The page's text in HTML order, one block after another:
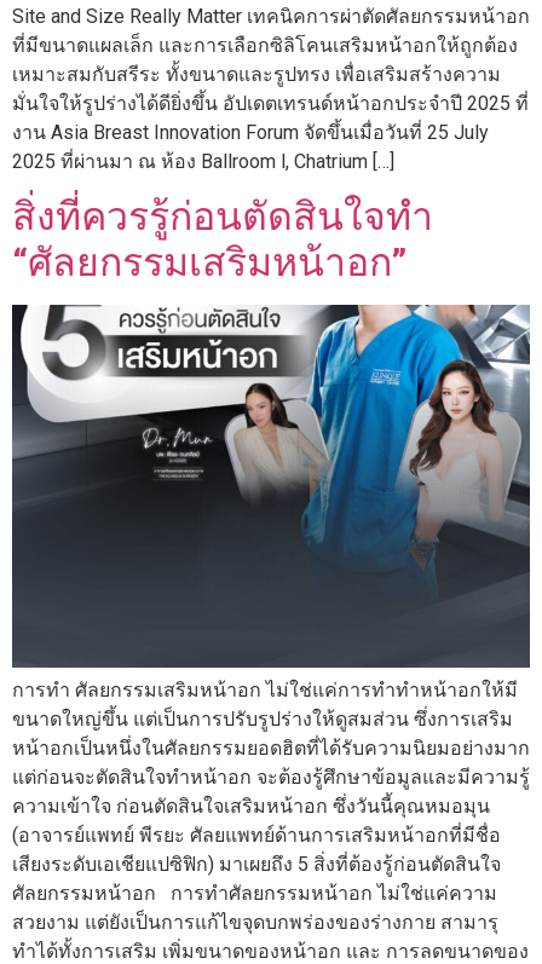
Site and Size Really Matter เทคนิคการผ่าตัดศัลยกรรมหน้าอก
ที่มีขนาดแผลเล็ก และการเลือกซิลิโคนเสริมหน้าอกให้ถูกต้อง
เหมาะสมกับสรีระ ทั้งขนาดและรูปทรง เพื่อเสริมสร้างความ
มั่นใจให้รูปร่างได้ดียิ่งขึ้น อัปเดตเทรนด์หน้าอกประจำปี 2025 ที่
งาน Asia Breast Innovation Forum จัดขึ้นเมื่อวันที่ 25 July
2025 ที่ผ่านมา ณ ห้อง Ballroom l, Chatrium […]
สิ่งที่ควรรู้ก่อนตัดสินใจทำ
“ศัลยกรรมเสริมหน้าอก”
การทำ ศัลยกรรมเสริมหน้าอก ไม่ใช่แค่การทำทำหน้าอกให้มี
ขนาดใหญ่ขึ้น แต่เป็นการปรับรูปร่างให้ดูสมส่วน ซึ่งการเสริม
หน้าอกเป็นหนึ่งในศัลยกรรมยอดฮิตที่ได้รับความนิยมอย่างมาก
แต่ก่อนจะตัดสินใจทำหน้าอก จะต้องรู้ศึกษาข้อมูลและมีความรู้
ความเข้าใจ ก่อนตัดสินใจเสริมหน้าอก ซึ่งวันนี้คุณหมอมุน
(อาจารย์แพทย์ พีรยะ ศัลยแพทย์ด้านการเสริมหน้าอกที่มีชื่อ
เสียงระดับเอเชียแปซิฟิก) มาเผยถึง 5 สิ่งที่ต้องรู้ก่อนตัดสินใจ
ศัลยกรรมหน้าอก การทำศัลยกรรมหน้าอก ไม่ใช่แค่ความ
สวยงาม แต่ยังเป็นการแก้ไขจุดบกพร่องของร่างกาย สามารุ
ทำได้ทั้งการเสริม เพิ่มขนาดของหน้าอก และ การลดขนาดของ